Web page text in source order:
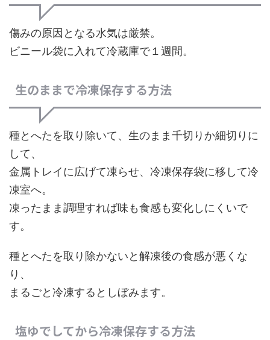
傷みの原因となる水気は厳禁。
ビニール袋に入れて冷蔵庫で１週間。
生のままで冷凍保存する方法
種とへたを取り除いて、生のまま千切りか細切りに
して、
金属トレイに広げて凍らせ、冷凍保存袋に移して冷
凍室へ。
凍ったまま調理すれば味も食感も変化しにくいで
す。
種とへたを取り除かないと解凍後の食感が悪くな
り、
まるごと冷凍するとしぼみます。
塩ゆでしてから冷凍保存する方法